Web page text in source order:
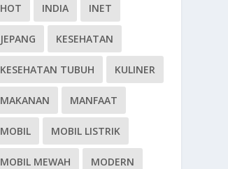
HOT INDIA INET
JEPANG KESEHATAN
KESEHATAN TUBUH KULINER
MAKANAN MANFAAT
MOBIL MOBIL LISTRIK
MOBIL MEWAH MODERN